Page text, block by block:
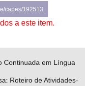
capes/192513
a este item.
Continuada em Língua
Roteiro de Atividades-